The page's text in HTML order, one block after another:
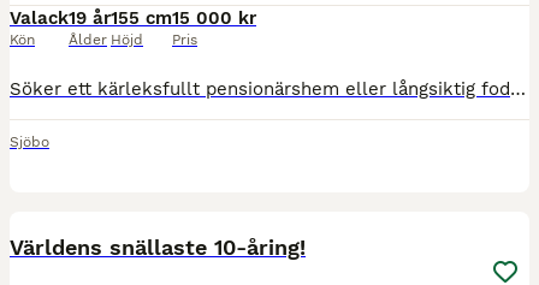
Valack
Kön
19 år
Ålder
155 cm
Höjd
15 000 kr
Pris
Söker ett kärleksfullt pensionärshem eller långsiktig fodervärd till min häst. ❤️ 19-årig varmblodig travvalack söker ett lugnt och omtänksamt hem där han kan få njuta av sin pension. Han är lugn oc
Sjöbo
Världens snällaste 10-åring!